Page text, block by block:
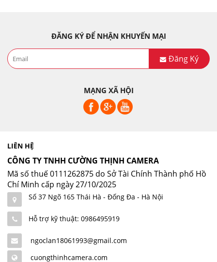
ĐĂNG KÝ ĐỂ NHẬN KHUYẾN MẠI
Đăng Ký
MẠNG XÃ HỘI
LIÊN HỆ
CÔNG TY TNHH CƯỜNG THỊNH CAMERA
Mã số thuế 0111262875 do Sở Tài Chính Thành phố Hồ
Chí Minh cấp ngày 27/10/2025
Số 37 Ngõ 165 Thái Hà - Đống Đa - Hà Nội
Hỗ trợ kỹ thuật: 0986495919
ngoclan18061993@gmail.com
cuongthinhcamera.com